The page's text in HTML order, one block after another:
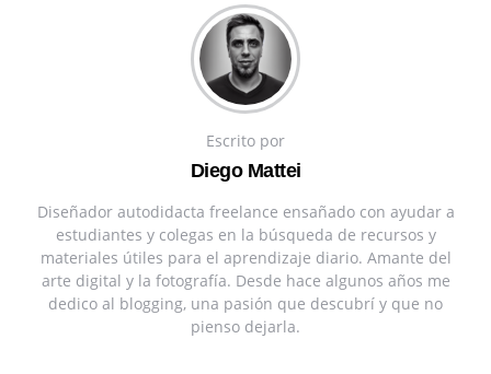
Escrito por
Diego Mattei
Diseñador autodidacta freelance ensañado con ayudar a
estudiantes y colegas en la búsqueda de recursos y
materiales útiles para el aprendizaje diario. Amante del
arte digital y la fotografía. Desde hace algunos años me
dedico al blogging, una pasión que descubrí y que no
pienso dejarla.